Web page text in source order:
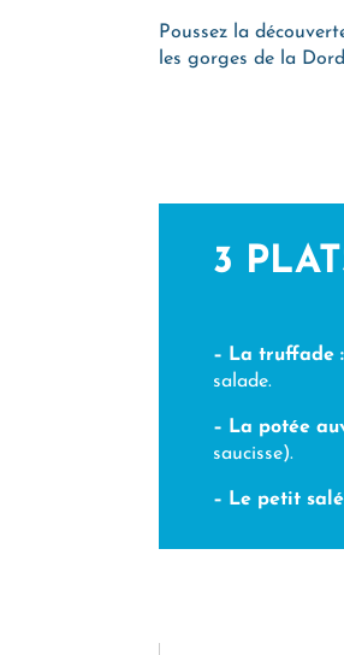
Poussez la
les gorges de la
3
– La truffade :
salade.
– La potée
saucisse).
– Le petit